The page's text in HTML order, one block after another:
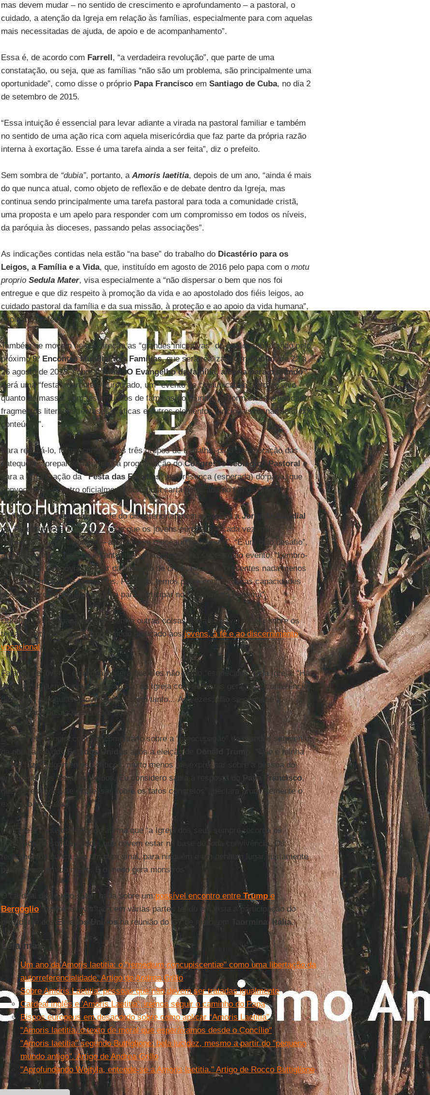
mas devem mudar – no sentido de crescimento e aprofundamento – a pastoral, o
cuidado, a atenção da Igreja em relação às famílias, especialmente para com aquelas
mais necessitadas de ajuda, de apoio e de acompanhamento”.
Essa é, de acordo com Farrell, “a verdadeira revolução”, que parte de uma
constatação, ou seja, que as famílias “não são um problema, são principalmente uma
oportunidade”, como disse o próprio Papa Franciscoem Santiago de Cuba, no dia 2
de setembro de 2015.
“Essa intuição é essencial para levar adiante a virada na pastoral familiar e também
no sentido de uma ação rica com aquela misericórdia que faz parte da própria razão
interna à exortação. Esse é uma tarefa ainda a ser feita”, diz o prefeito.
Sem sombra de “dubia”, portanto, a Amoris laetitia, depois de um ano, “ainda é mais
do que nunca atual, como objeto de reflexão e de debate dentro da Igreja, mas
continua sendo principalmente uma tarefa pastoral para toda a comunidade cristã,
uma proposta e um apelo para responder com um compromisso em todos os níveis,
da paróquia às dioceses, passando pelas associações”.
As indicações contidas nela estão “na base” do trabalho do Dicastério para os
Leigos, a Família e a Vida, que, instituído em agosto de 2016 pelo papa com o motu
proprio Sedula Mater, visa especialmente a “não dispersar o bem que nos foi
entregue e que diz respeito à promoção da vida e ao apostolado dos fiéis leigos, ao
cuidado pastoral da família e da sua missão, à proteção e ao apoio da vida humana”,
explica o prefeito.
Também se movem nessa direção as “grandes iniciativas” do órgão, começando pelo
próximo9º Encontro Mundial das Famílias, que será realizado em Dublin, de 22 a
26 agosto de 2018, sobre o tema“O Evangelho da família, alegria para o mundo”.
Será uma “festa”, garante o purpurado, um “evento de comunicação tanto ao vivo
quanto de massa, com testemunhos de famílias do mundo, performances artísticas,
fragmentos literários, ênfases gráficas e outros elementos funcionais na narração dos
conteúdos”.
Para realizá-lo, foram constituídos três grupos de trabalho: para a elaboração das
catequeses preparatórias; para a programação doCongresso Teológico Pastorale
para a organização da“Festa das Famílias”na presença (esperada) do papa, que
convocará o encontro oficialmente com uma carta publicada no fim de março.
DaIrlandaaoPanamá, o chefe do dicastério também olha para aJornada Mundial
da Juventudede 2019, que “pede que os jovens europeus – cada vez mais
numerosos na participação – atravessem o oceano no inverno”. “É um belo desafio”,
admite o cardeal que, no entanto, diz-se “confiante” no sucesso do evento: “Lembro-
me que, emCracóvia, apesar da situação de crise, estavam presentes nada menos
do que 10 mil jovens brasileiros. Por isso, temos plena confiança nas capacidades
dos jovens de encontrar a forma para participar no encontro do Panamá”.
Durante os dias panamenhos, dentre outras coisas, será possível refletir sobre os
temas relativos aos próximo Sínodo dedicado aosjovens, à fé e ao discernimento
vocacional.
Falando de jovens, o cardeal reitera que eles não estão “esquecidos” pela Igreja: “Há
décadas, há um grande compromisso da Igreja com as novas gerações: conferências,
dioceses, paróquias, movimentos fazem tanto... Às vezes, não se conhece a
capilaridade dessa presença e ação”.
Depois, ele conclui com um comentário sobre a “preocupação” de grandes segmentos
da população dosEstados Unidosapós a eleição de
. “Não é minha
tarefa fazer julgamentos políticos, muito menos me expressar sobre a pessoa do
presidente dos Estados Unidos. Eu considero sábia a resposta do
Papa Francisco,
que se reserva a se expressar sobre os fatos concretos”, declara prudentemente o
ex-bispo de Dallas.
Mas ele é cauteloso quando afirma que “a Igreja dos seus sempre recorda os
princípios de solidariedade, que devem estar na base de toda convivência. Os
fechamentos nunca são um bom sinal, para ninguém e em nenhum lugar, justamente
porque nascem do medo. E o medo gera monstros”.
O cardeal disse não saber nada sobre umpossível encontro entre Trumpe
Bergoglio, hipótese levantada em várias partes tendo em vista a participação do
presidente dos Estados Unidosna reunião doG7 de maio, em Taormina , Itália.
Leia mais
Um ano da Amoris laetitia: o "remedium concupiscentiæ" como uma libertação da
autorreferencialidade. Artigo de Andrea Grillo
Sobre Amoris Laetitia: pessoas que não devem ser tratadas igualmente
Cardeal inglês e 'Amoris Laetitia': iremos seguir o caminho do Papa
Bispos europeus em desacordo sobre como aplicar “Amoris Laetitia”
"Amoris laetitia, o texto de moral que esperávamos desde o Concílio"
"Amoris laetitia" segundo Buttiglione: bela lucidez, mesmo a partir do "pequeno
mundo antigo". Artigo de Andrea Grillo
"Aprofundando Wojtyla, entende-se a Amoris laetitia." Artigo de Rocco Buttiglione